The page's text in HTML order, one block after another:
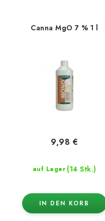
Canna MgO 7 % 1 l
auf Lager (14 Stk.)
9,98 €
IN DEN KORB